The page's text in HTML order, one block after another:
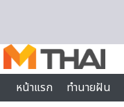
หน้าแรก
ทำนายฝัน